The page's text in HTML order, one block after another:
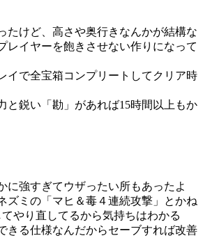
たけど、高さや奥行きなんかが結構な
レイヤーを飽きさせない作りになって
イで全宝箱コンプリートしてクリア時
と鋭い「勘」があれば15時間以上もか
に強すぎてウザったい所もあったよ
ズミの「マヒ＆毒４連続攻撃」とかね
やり直してるから気持ちはわかる
きる仕様なんだからセーブすれば改善